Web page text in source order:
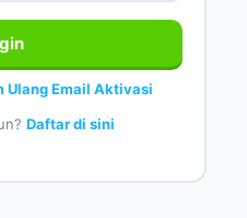
Ulang Email Aktivasi
Daftar di sini